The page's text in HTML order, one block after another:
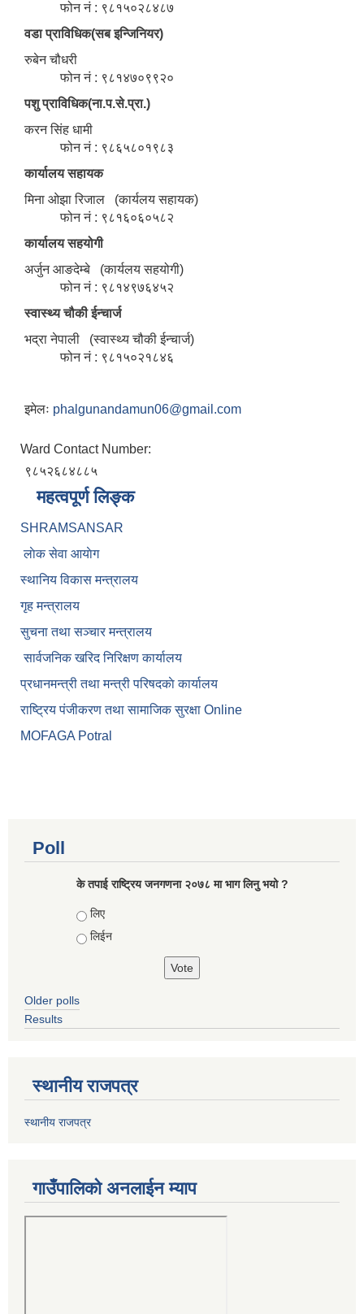
फोन नं : ९८१५०२८४८७
वडा प्राविधिक(सब इन्जिनियर)
रुबेन चौधरी
फोन नं : ९८१४७०९९२०
पशु प्राविधिक(ना.प.से.प्रा.)
करन सिंह धामी
फोन नं : ९८६५८०१९८३
कार्यालय सहायक
मिना ओझा रिजाल (कार्यलय सहायक)
फोन नं : ९८१६०६०५८२
कार्यालय सहयोगी
अर्जुन आङदेम्बे (कार्यलय सहयोगी)
फोन नं : ९८१४९७६४५२
स्वास्थ्य चौकी ईन्चार्ज
भद्रा नेपाली (स्वास्थ्य चौकी ईन्चार्ज)
फोन नं : ९८१५०२१८४६
इमेलः phalgunandamun06@gmail.com
Ward Contact Number:
९८५२६८४८८५
महत्वपूर्ण लिङ्क
SHRAMSANSAR
लाेक सेवा आयाेग
स्थानिय विकास मन्त्रालय
गृह मन्त्रालय
सुचना तथा सञ्चार मन्त्रालय
सार्वजनिक खरिद निरिक्षण कार्यालय
प्रधानमन्त्री तथा मन्त्री परिषदकाे कार्यालय
राष्ट्रिय पंजीकरण तथा सामाजिक सुरक्षा Online
MOFAGA Potral
Poll
के तपाई राष्ट्रिय जनगणना २०७८ मा भाग लिनु भयो ?
Choices
लिए
लिईन
Older polls
Results
स्थानीय राजपत्र
स्थानीय राजपत्र
गाउँपालिको अनलाईन म्याप